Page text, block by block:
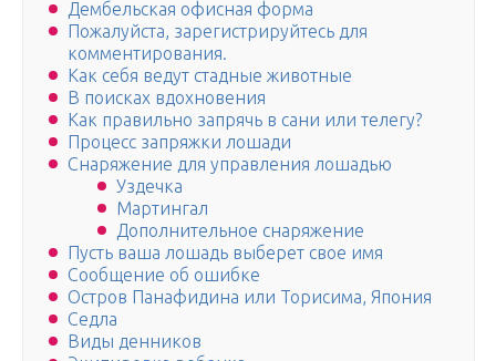
Дембельская офисная форма
Пожалуйста, зарегистрируйтесь для
комментирования.
Как себя ведут стадные животные
В поисках вдохновения
Как правильно запрячь в сани или телегу?
Процесс запряжки лошади
Снаряжение для управления лошадью
Уздечка
Мартингал
Дополнительное снаряжение
Пусть ваша лошадь выберет свое имя
Сообщение об ошибке
Остров Панафидина или Торисима, Япония
Седла
Виды денников